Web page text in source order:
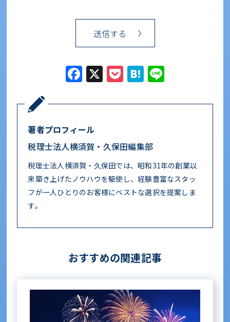
Facebook
X PocketHatena
著者プロフィール
税理士法人横須賀・久保田編集部
税理士法人横須賀・久保田では、昭和31年の創業以
来築き上げたノウハウを駆使し、経験豊富なスタッ
フが一人ひとりのお客様にベストな選択を提案しま
す。
おすすめの関連記事